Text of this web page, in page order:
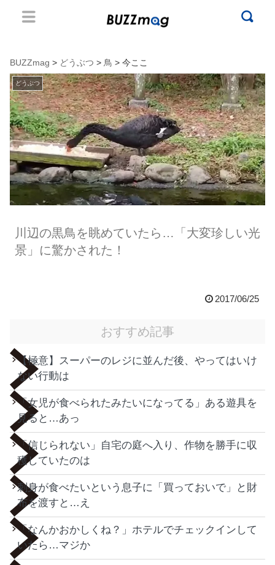
BUZZmag > どうぶつ > 鳥 > 今ここ
どうぶつ
川辺の黒鳥を眺めていたら…「大変珍しい光
景」に驚かされた！
2017/06/25
おすすめ記事
【極意】スーパーのレジに並んだ後、やってはいけ
ない行動は
「女児が食べられたみたいになってる」ある遊具を
見ると…あっ
「信じられない」自宅の庭へ入り、作物を勝手に収
穫していたのは
刺身が食べたいという息子に「買っておいで」と財
布を渡すと…え
「なんかおかしくね？」ホテルでチェックインして
いたら…マジか